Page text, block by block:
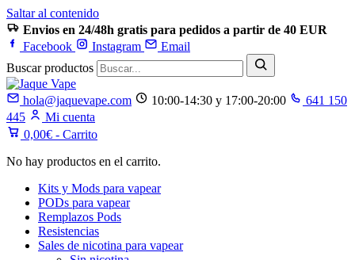
Saltar al contenido
Envios en 24/48h gratis para pedidos a partir de 40 EUR
Facebook
Instagram
Email
Buscar productos
hola@jaquevape.com 10:00-14:30 y 17:00-20:00
641 150
445
Mi cuenta
0,00€ - Carrito
No hay productos en el carrito.
Kits y Mods para vapear
PODs para vapear
Remplazos Pods
Resistencias
Sales de nicotina para vapear